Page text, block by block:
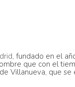
, fundado en el
que con el
Villanueva, que